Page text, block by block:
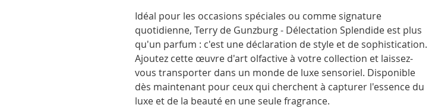
Idéal pour les occasions spéciales ou comme signature
quotidienne, Terry de Gunzburg - Délectation Splendide est plus
qu'un parfum : c'est une déclaration de style et de sophistication.
Ajoutez cette œuvre d'art olfactive à votre collection et laissez-
vous transporter dans un monde de luxe sensoriel. Disponible
dès maintenant pour ceux qui cherchent à capturer l'essence du
luxe et de la beauté en une seule fragrance.